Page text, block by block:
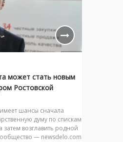
может стать новым
Ростовской
шансы сначала
думу по спискам
затем возглавить родной
— newsdelo.com